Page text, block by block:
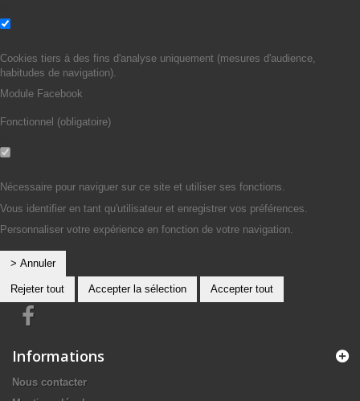
Cookies tiers à des fins d'analyse uniquement (mesures d'audience,
habitudes de navigation).
Module Facebook
Fonctionnel (obligatoire)
Nécessaire pour naviguer sur ce site et utiliser ses fonctions.
Vous identifier en tant qu'utilisateur et enregistrer vos préférences.
Personnaliser votre expérience en fonction de votre navigation.
> Annuler
Rejeter tout Accepter la sélection Accepter tout
Informations
Nous contacter